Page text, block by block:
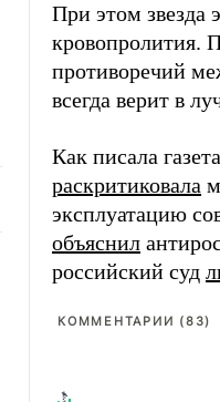
При этом звезда
кровопролития.
противоречий
всегда верит в
Как писала
раскритиковала
эксплуатацию
объяснил
российский суд
КОММЕНТАРИИ (83)